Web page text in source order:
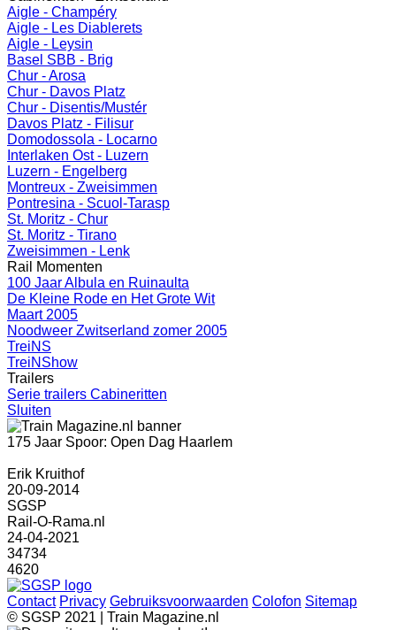
Aigle - Champéry
Aigle - Les Diablerets
Aigle - Leysin
Basel SBB - Brig
Chur - Arosa
Chur - Davos Platz
Chur - Disentis/Mustér
Davos Platz - Filisur
Domodossola - Locarno
Interlaken Ost - Luzern
Luzern - Engelberg
Montreux - Zweisimmen
Pontresina - Scuol-Tarasp
St. Moritz - Chur
St. Moritz - Tirano
Zweisimmen - Lenk
Rail Momenten
100 Jaar Albula en Ruinaulta
De Kleine Rode en Het Grote Wit
Maart 2005
Noodweer Zwitserland zomer 2005
TreiNS
TreiNShow
Trailers
Serie trailers Cabineritten
Sluiten
175 Jaar Spoor: Open Dag Haarlem
Erik Kruithof
20-09-2014
SGSP
Rail-O-Rama.nl
24-04-2021
34734
4620
Contact Privacy Gebruiksvoorwaarden Colofon Sitemap
© SGSP 2021 | Train Magazine.nl